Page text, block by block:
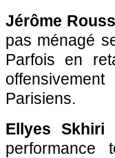
Jérôme
pas ménagé
Parfois en
Parisiens.
Ellyes Skhiri